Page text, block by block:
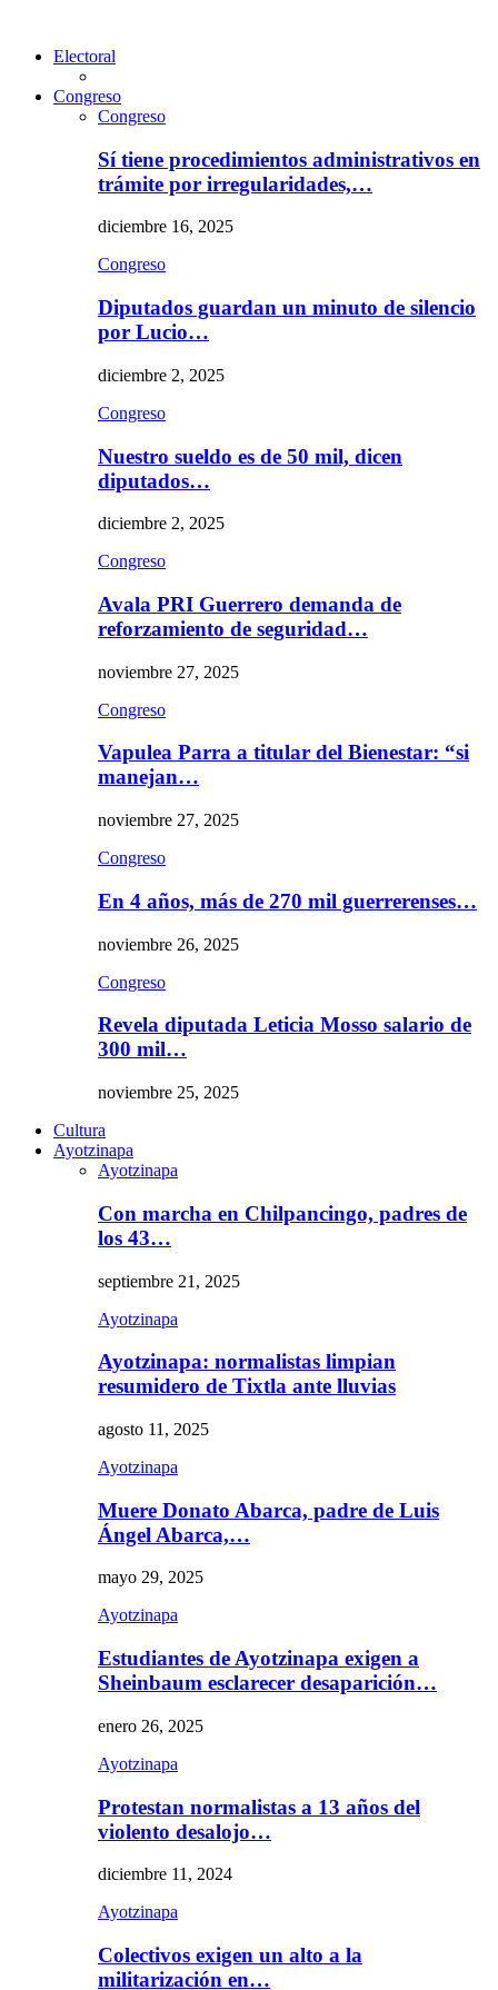
Electoral
Congreso
Congreso
Sí tiene procedimientos administrativos en
trámite por irregularidades,…
diciembre 16, 2025
Congreso
Diputados guardan un minuto de silencio
por Lucio…
diciembre 2, 2025
Congreso
Nuestro sueldo es de 50 mil, dicen
diputados…
diciembre 2, 2025
Congreso
Avala PRI Guerrero demanda de
reforzamiento de seguridad…
noviembre 27, 2025
Congreso
Vapulea Parra a titular del Bienestar: “si
manejan…
noviembre 27, 2025
Congreso
En 4 años, más de 270 mil guerrerenses…
noviembre 26, 2025
Congreso
Revela diputada Leticia Mosso salario de
300 mil…
noviembre 25, 2025
Cultura
Ayotzinapa
Ayotzinapa
Con marcha en Chilpancingo, padres de
los 43…
septiembre 21, 2025
Ayotzinapa
Ayotzinapa: normalistas limpian
resumidero de Tixtla ante lluvias
agosto 11, 2025
Ayotzinapa
Muere Donato Abarca, padre de Luis
Ángel Abarca,…
mayo 29, 2025
Ayotzinapa
Estudiantes de Ayotzinapa exigen a
Sheinbaum esclarecer desaparición…
enero 26, 2025
Ayotzinapa
Protestan normalistas a 13 años del
violento desalojo…
diciembre 11, 2024
Ayotzinapa
Colectivos exigen un alto a la
militarización en…